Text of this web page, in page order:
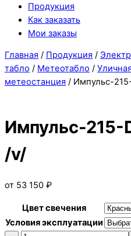
Продукция
Как заказать
Мои заказы
Close
Menu
Close
Cart
Главная / Продукция /
табло / Метеотабло / Уличная
метеостанция / Импульс-
Импульс-215-
/v/
от 53 150 ₽
Цвет свечения
Условия эксплуатации